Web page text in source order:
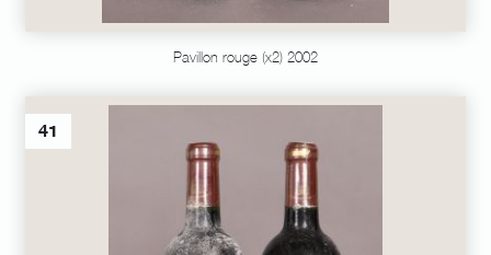
Pavillon rouge (x2) 2002
41